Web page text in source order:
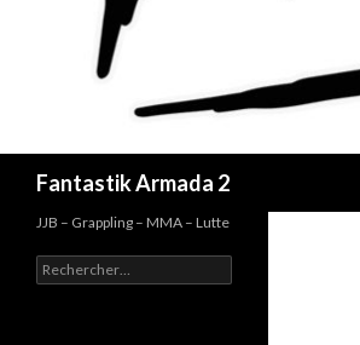
Fantastik Armada 2
JJB – Grappling – MMA – Lutte
Rechercher :